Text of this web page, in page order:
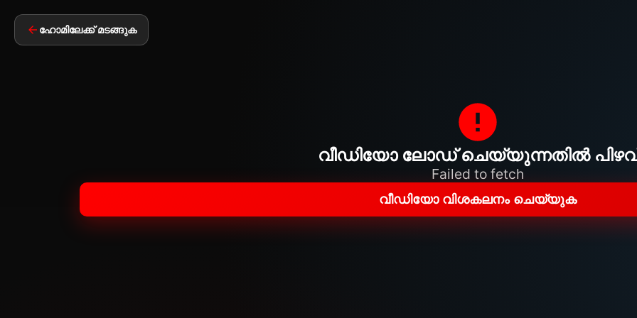
ഹോമിലേക്ക് മടങ്ങുക
വീഡിയോ ലോഡ് ചെയ്യുന്നതിൽ
Failed to fetch
വീഡിയോ വിശകലനം ചെയ്യുക